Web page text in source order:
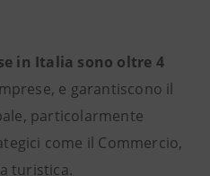
in Italia sono oltre 4
e garantiscono il
particolarmente
come il Commercio,
turistica.